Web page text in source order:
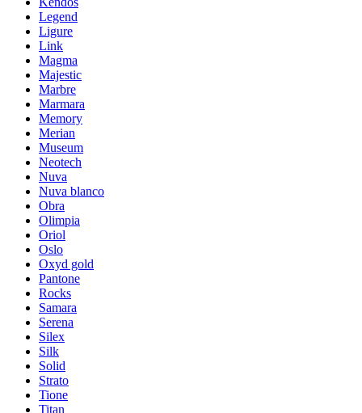
Legend
Ligure
Link
Magma
Majestic
Marbre
Marmara
Memory
Merian
Museum
Neotech
Nuva
Nuva blanco
Obra
Olimpia
Oriol
Oslo
Oxyd gold
Pantone
Rocks
Samara
Serena
Silex
Silk
Solid
Strato
Tione
Titan